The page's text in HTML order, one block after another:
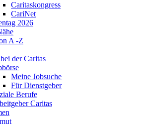
Caritaskongress
CariNet
2026
A -Z
der Caritas
Meine Jobsuche
Für Dienstgeber
Berufe
Caritas